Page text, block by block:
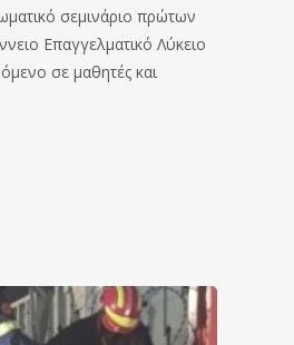
σεμινάριο πρώτων
Επαγγελματικό Λύκειο
σε μαθητές και